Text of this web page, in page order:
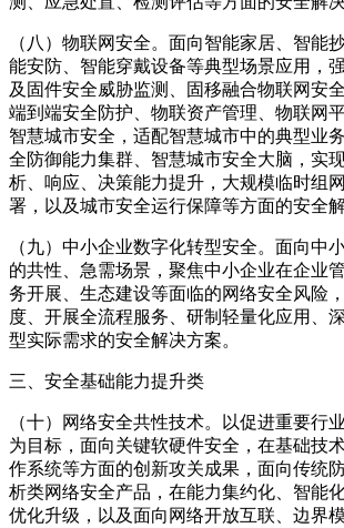
（八）物联网安全。面向智能家居、智能
能安防、智能穿戴设备等典型场景应用，
及固件安全威胁监测、固移融合物联网安
端到端安全防护、物联资产管理、物联网
智慧城市安全，适配智慧城市中的典型业
全防御能力集群、智慧城市安全大脑，实
析、响应、决策能力提升，大规模临时组
署，以及城市安全运行保障等方面的安全解
（九）中小企业数字化转型安全。面向中
的共性、急需场景，聚焦中小企业在企业
务开展、生态建设等面临的网络安全风险
度、开展全流程服务、研制轻量化应用、
型实际需求的安全解决方案。
三、安全基础能力提升类
（十）网络安全共性技术。以促进重要行
为目标，面向关键软硬件安全，在基础技
作系统等方面的创新攻关成果，面向传统
析类网络安全产品，在能力集约化、智能
优化升级，以及面向网络开放互联、边界